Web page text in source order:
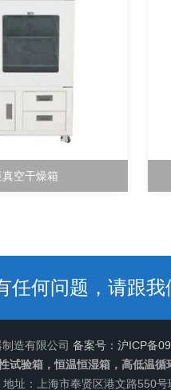
空干燥箱
任何问题，请跟我
造有限公司 备案号：沪ICP备
试验箱，恒温恒湿箱，高低温
地址：上海市奉贤区港文路550